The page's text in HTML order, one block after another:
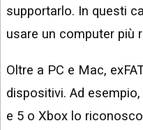
supportarlo. In questi
usare un computer più
Oltre a PC e Mac,
dispositivi. Ad
e 5 o Xbox lo